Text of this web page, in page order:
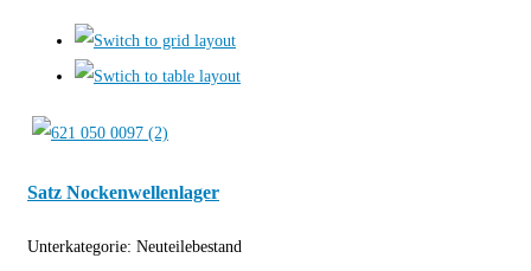
Satz Nockenwellenlager
Unterkategorie: Neuteilebestand